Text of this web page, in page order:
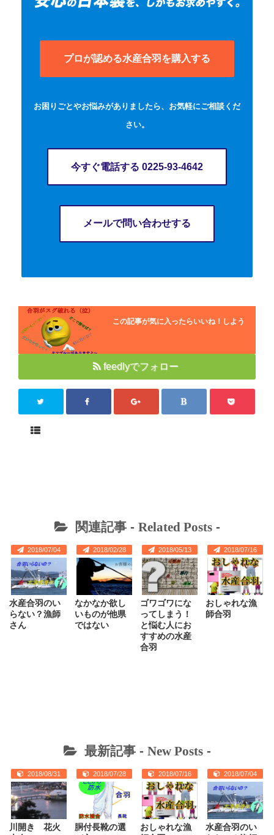
プロが認める水産合羽を購入する
お困りごとやお悩みがありましたら、お気軽にご相談くだ
さい。
今すぐ電話する 0225-93-4642
メールで問い合わせする
この記事が気に入ったらいいね！しよう
feedlyでフォロー
関連記事 - Related Posts-
2018/07/04
水産合羽のい
らない？漁師
さん
2018/02/28
なかなか欲し
いものが他県
ではない
2018/05/13
ゴワゴワにな
ってしまう！
と悩む人にお
すすめの水産
合羽
2018/07/16
おしゃれな漁
師合羽
最新記事 - New Posts-
2018/08/31
川開き 花火
2018/07/28
胴付長靴の選
2018/07/16
おしゃれな漁
2018/07/04
水産合羽のい